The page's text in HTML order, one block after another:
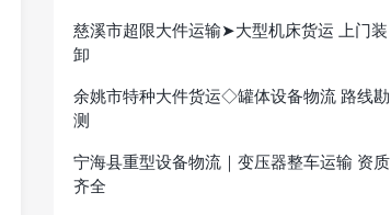
慈溪市超限大件运输➤大型机床货运 上门装
卸
余姚市特种大件货运◇罐体设备物流 路线勘
测
宁海县重型设备物流｜变压器整车运输 资质
齐全